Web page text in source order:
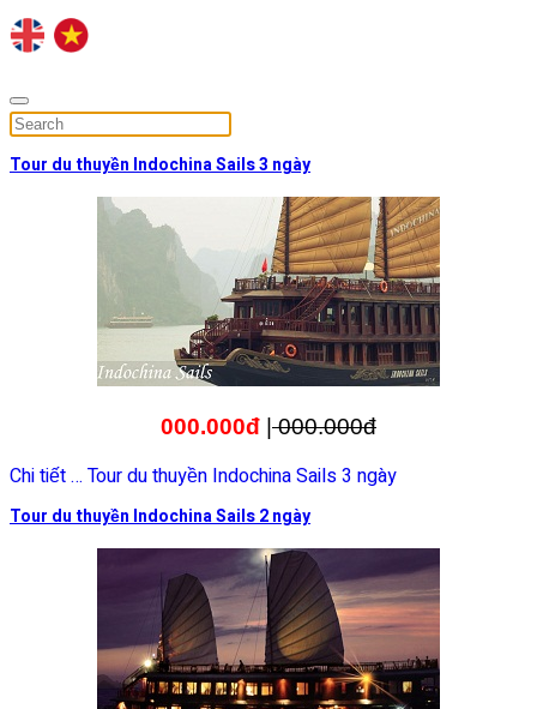
Tour du thuyền Indochina Sails 3 ngày
000.000đ |000.000đ
Chi tiết … Tour du thuyền Indochina Sails 3 ngày
Tour du thuyền Indochina Sails 2 ngày